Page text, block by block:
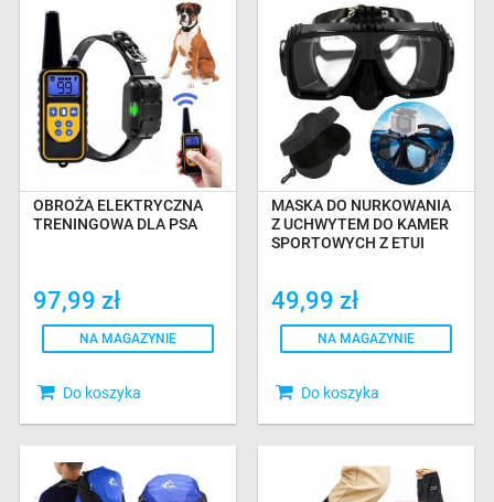
OBROŻA ELEKTRYCZNA
TRENINGOWA DLA PSA
97,99 zł
NA MAGAZYNIE
Do koszyka
MASKA DO NURKOWANIA
Z UCHWYTEM DO KAMER
SPORTOWYCH Z ETUI
49,99 zł
NA MAGAZYNIE
Do koszyka